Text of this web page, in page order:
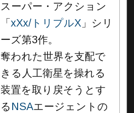
スーパー・アクション
「 xXx/トリプルX 」シリ
ーズ第3作。
奪われた世界を支配で
きる人工衛星を操れる
装置を取り戻そうとす
る NSAエージェントの